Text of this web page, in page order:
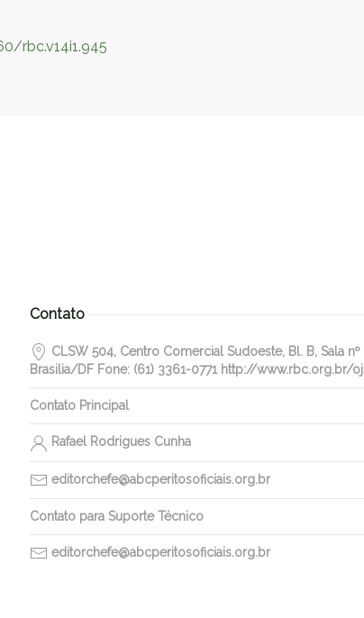
rbc.v14i1.945
Contato
CLSW 504, Centro Comercial Sudoeste, Bl. B, Sala
Brasilia/DF Fone: (61) 3361-0771 http://www.rbc.org.br/
Contato Principal
Rafael Rodrigues Cunha
editorchefe@abcperitosoficiais.org.br
Contato para Suporte Técnico
editorchefe@abcperitosoficiais.org.br